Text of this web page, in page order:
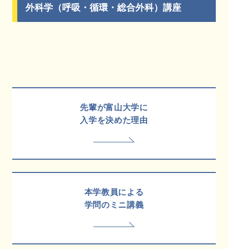
外科学（呼吸・循環・総合外科）講座
先輩が富山大学に
入学を決めた理由
本学教員による
学問のミニ講義